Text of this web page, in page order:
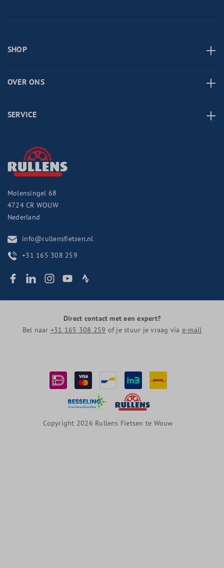
SHOP
OVER ONS
SERVICE
Molensingel 68
4724 CR WOUW
Nederland
info@rullensfietsen.nl
+31 165 308 259
Direct contact met een expert?
Bel naar +31 165 308 259 of je stuur je vraag via e-mail
Copyright 2026 Rullens Fietsen te Wouw